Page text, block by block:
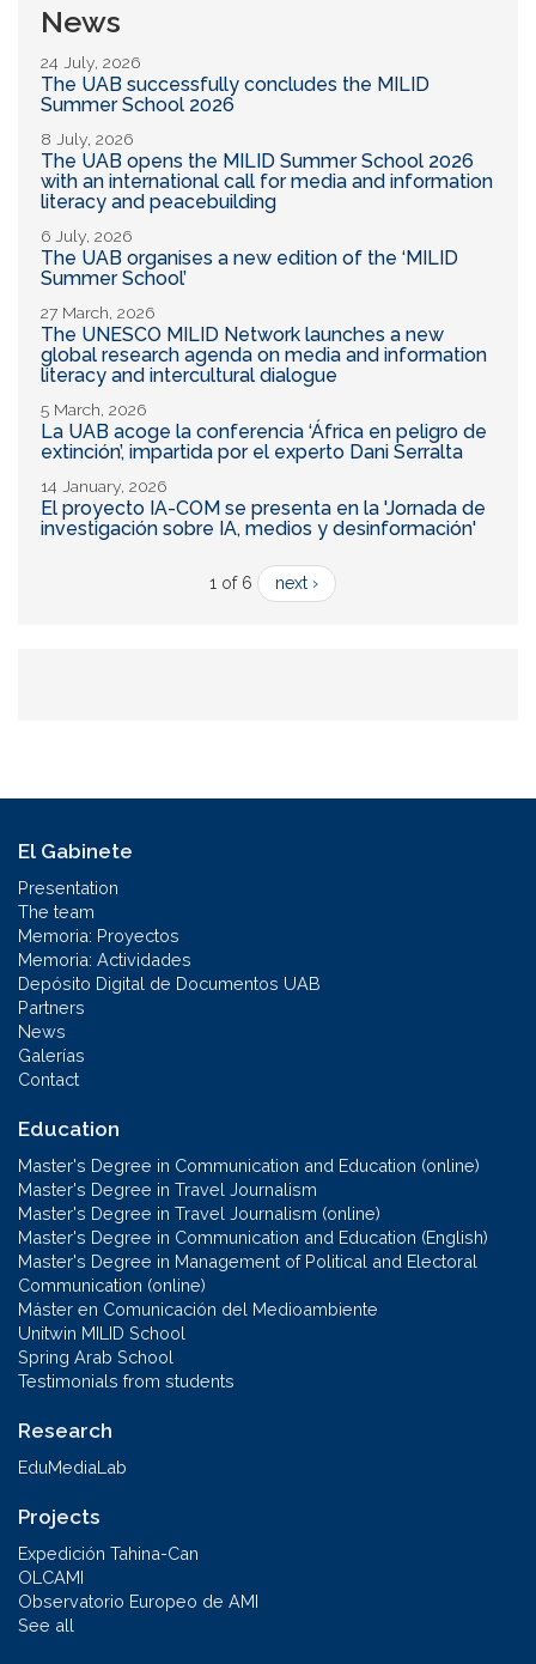
News
24 July, 2026
The UAB successfully concludes the MILID
Summer School 2026
8 July, 2026
The UAB opens the MILID Summer School 2026
with an international call for media and information
literacy and peacebuilding
6 July, 2026
The UAB organises a new edition of the ‘MILID
Summer School’
27 March, 2026
The UNESCO MILID Network launches a new
global research agenda on media and information
literacy and intercultural dialogue
5 March, 2026
La UAB acoge la conferencia ‘África en peligro de
extinción’, impartida por el experto Dani Serralta
14 January, 2026
El proyecto IA-COM se presenta en la 'Jornada de
investigación sobre IA, medios y desinformación'
1 of 6 next ›
El Gabinete
Presentation
The team
Memoria: Proyectos
Memoria: Actividades
Depósito Digital de Documentos UAB
Partners
News
Galerías
Contact
Education
Master's Degree in Communication and Education (online)
Master's Degree in Travel Journalism
Master's Degree in Travel Journalism (online)
Master's Degree in Communication and Education (English)
Master's Degree in Management of Political and Electoral
Communication (online)
Máster en Comunicación del Medioambiente
Unitwin MILID School
Spring Arab School
Testimonials from students
Research
EduMediaLab
Projects
Expedición Tahina-Can
OLCAMI
Observatorio Europeo de AMI
See all